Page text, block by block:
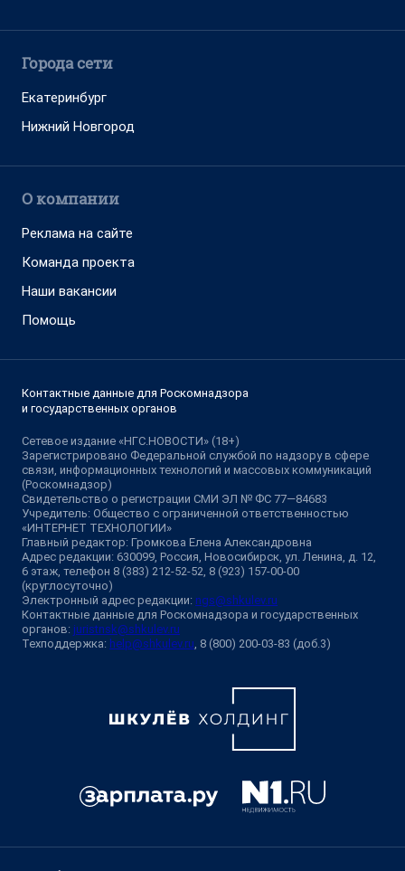
Города сети
Екатеринбург
Нижний Новгород
О компании
Реклама на сайте
Команда проекта
Наши вакансии
Помощь
Контактные данные для Роскомнадзора
и государственных органов
Сетевое издание «НГС.НОВОСТИ» (18+)
Зарегистрировано Федеральной службой по надзору в сфере
связи, информационных технологий и массовых коммуникаций
(Роскомнадзор)
Свидетельство о регистрации СМИ ЭЛ № ФС 77—84683
Учредитель: Общество с ограниченной ответственностью
«ИНТЕРНЕТ ТЕХНОЛОГИИ»
Главный редактор: Громкова Елена Александровна
Адрес редакции: 630099, Россия, Новосибирск, ул. Ленина, д. 12,
6 этаж, телефон 8 (383) 212-52-52, 8 (923) 157-00-00
(круглосуточно)
Электронный адрес редакции: ngs@shkulev.ru
Контактные данные для Роскомнадзора и государственных
органов: juristnsk@shkulev.ru
Техподдержка: help@shkulev.ru, 8 (800) 200-03-83 (доб.3)